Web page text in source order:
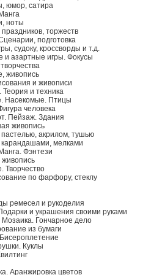
юмор, сатира
ноты
торжеств
подготовка
судоку, кроссворды и т.д.
и азартные игры. Фокусы
живопись
и живописи
и техника
Насекомые. Птицы
человека
Пейзаж. Здания
живопись
акрилом, тушью
мелками
Фэнтези
Творчество
по фарфору, стеклу
ремесел и рукоделия
и украшения своими руками
Мозаика. Гончарное дело
из бумаги
Куклы
Аранжировка цветов